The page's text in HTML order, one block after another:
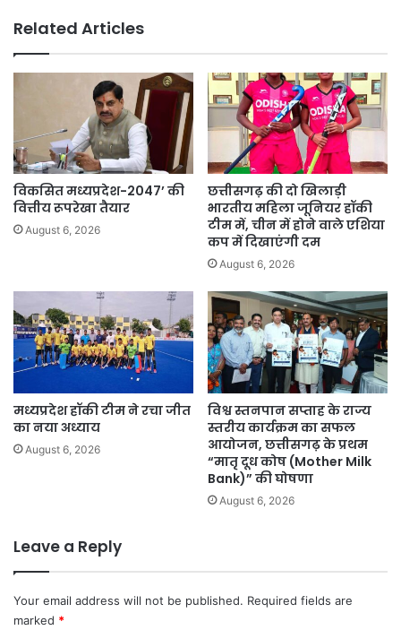
जुड़ी
पूरी
जानकारी
Related Articles
विकसित मध्यप्रदेश-2047’ की
वित्तीय रूपरेखा तैयार
August 6, 2026
छत्तीसगढ़ की दो खिलाड़ी
भारतीय महिला जूनियर हॉकी
टीम में, चीन में होने वाले एशिया
कप में दिखाएंगी दम
August 6, 2026
मध्यप्रदेश हॉकी टीम ने रचा जीत
का नया अध्याय
August 6, 2026
विश्व स्तनपान सप्ताह के राज्य
स्तरीय कार्यक्रम का सफल
आयोजन, छत्तीसगढ़ के प्रथम
“मातृ दूध कोष (Mother Milk
Bank)” की घोषणा
August 6, 2026
Leave a Reply
Your email address will not be published. Required fields are
marked *